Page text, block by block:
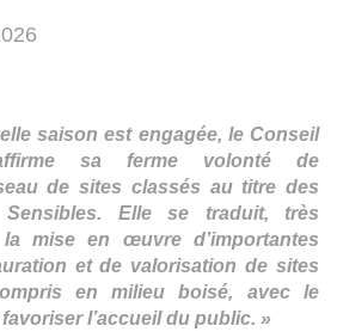
saison est engagée, le Conseil
sa ferme volonté de
de sites classés au titre des
Sensibles. Elle se traduit, très
mise en œuvre d’importantes
et de valorisation de sites
en milieu boisé, avec le
l’accueil du public. »